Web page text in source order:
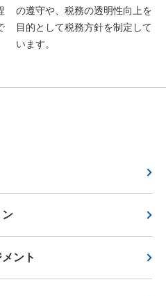
の遵守や、税務の透明性向上を
目的として税務方針を制定して
います。
ン
ント